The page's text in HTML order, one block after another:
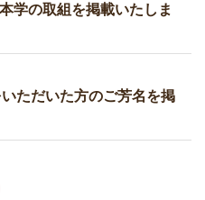
学の取組を掲載いたしま
ただいた方のご芳名を掲